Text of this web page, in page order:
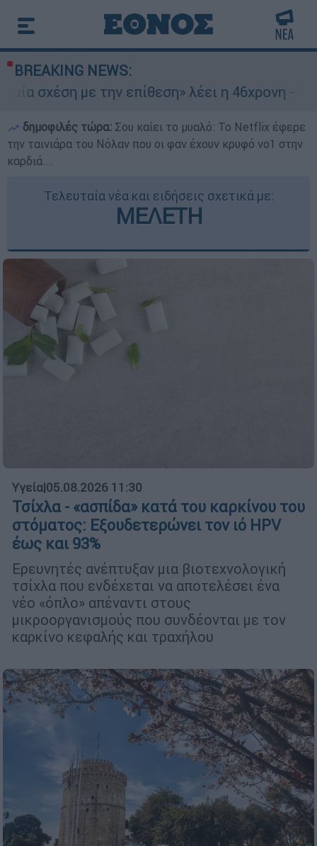
BREAKING NEWS:
επίθεση» λέει η 46χρονη - Τι αποκάλυψε
δημοφιλές τώρα: Σου καίει το μυαλό: Το Netflix έφερε
την ταινιάρα του Νόλαν που οι φαν έχουν κρυφό νο1 στην
καρδιά...
Τελευταία νέα και ειδήσεις σχετικά με:
ΜΕΛΕΤΗ
Υγεία|05.08.2026 11:30
Τσίχλα - «ασπίδα» κατά του καρκίνου του
στόματος: Εξουδετερώνει τον ιό HPV
έως και 93%
Ερευνητές ανέπτυξαν μια βιοτεχνολογική
τσίχλα που ενδέχεται να αποτελέσει ένα
νέο «όπλο» απέναντι στους
μικροοργανισμούς που συνδέονται με τον
καρκίνο κεφαλής και τραχήλου